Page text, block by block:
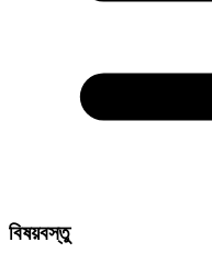
বিষয়বস্তু